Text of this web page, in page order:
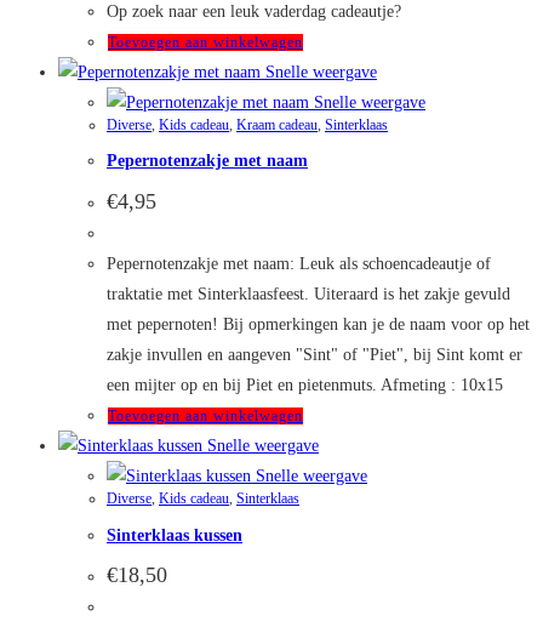
gekozen
de
Op zoek naar een leuk vaderdag cadeautje?
Toevoegen aan winkelwagen
Snelle weergave
Snelle weergave
Diverse, Kids cadeau, Kraam cadeau, Sinterklaas
Pepernotenzakje met naam
€4,95
Pepernotenzakje met naam: Leuk als schoencadeautje of
traktatie met Sinterklaasfeest. Uiteraard is het zakje gevuld
met pepernoten! Bij opmerkingen kan je de naam voor op het
zakje invullen en aangeven "Sint" of "Piet", bij Sint komt er
een mijter op en bij Piet en pietenmuts. Afmeting : 10x15
Toevoegen aan winkelwagen
Snelle weergave
Snelle weergave
Diverse, Kids cadeau, Sinterklaas
Sinterklaas kussen
€18,50